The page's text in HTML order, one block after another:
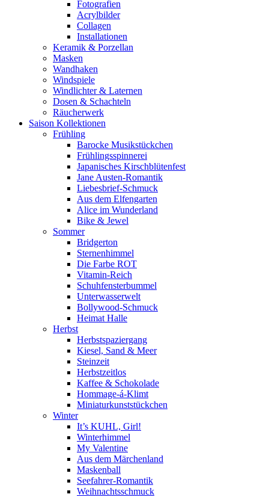
Fotografien
Acrylbilder
Collagen
Installationen
Keramik & Porzellan
Masken
Wandhaken
Windspiele
Windlichter & Laternen
Dosen & Schachteln
Räucherwerk
Saison Kollektionen
Frühling
Barocke Musikstückchen
Frühlingsspinnerei
Japanisches Kirschblütenfest
Jane Austen-Romantik
Liebesbrief-Schmuck
Aus dem Elfengarten
Alice im Wunderland
Bike & Jewel
Sommer
Bridgerton
Sternenhimmel
Die Farbe ROT
Vitamin-Reich
Schuhfensterbummel
Unterwasserwelt
Bollywood-Schmuck
Heimat Halle
Herbst
Herbstspaziergang
Kiesel, Sand & Meer
Steinzeit
Herbstzeitlos
Kaffee & Schokolade
Hommage-á-Klimt
Miniaturkunststückchen
Winter
It’s KUHL, Girl!
Winterhimmel
My Valentine
Aus dem Märchenland
Maskenball
Seefahrer-Romantik
Weihnachtsschmuck